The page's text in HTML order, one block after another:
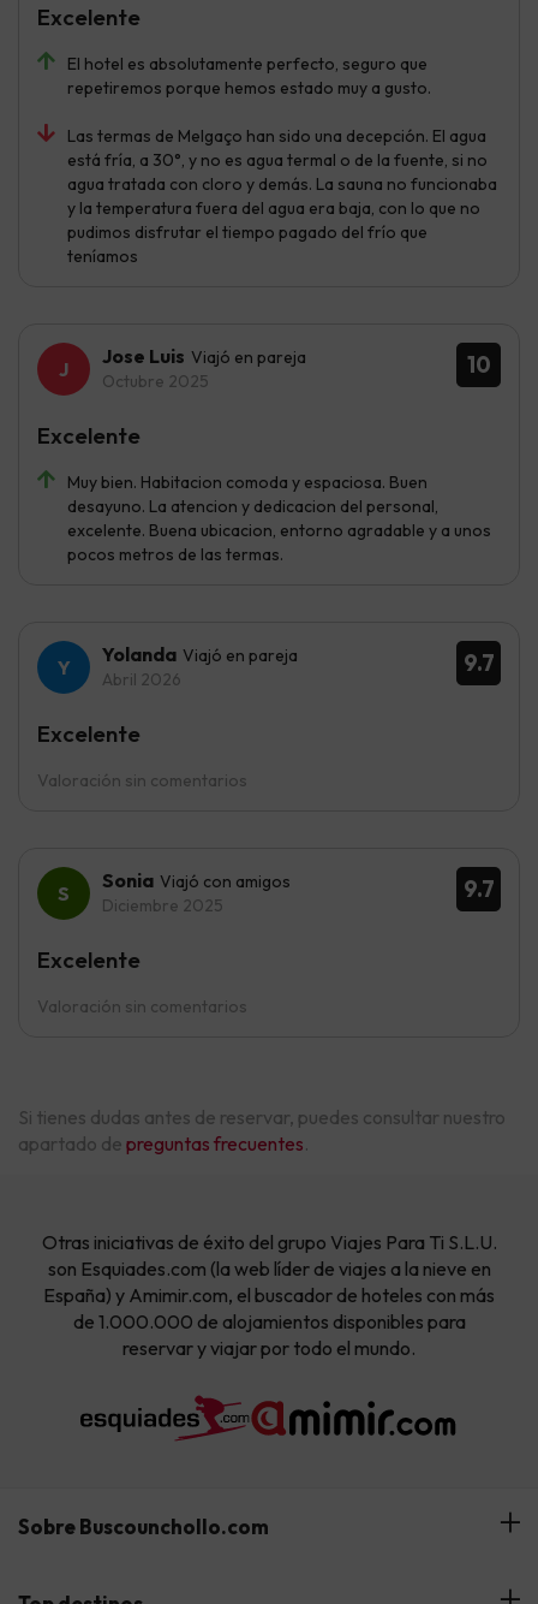
El hotel es absolutamente perfecto, seguro que
repetiremos porque hemos estado muy a gusto.
Las termas de Melgaço han sido una decepción. El agua
está fría, a 30°, y no es agua termal o de la fuente, si no
agua tratada con cloro y demás. La sauna no funcionaba
y la temperatura fuera del agua era baja, con lo que no
pudimos disfrutar el tiempo pagado del frío que
teníamos
Excelente
10
Jose Luis Viajó en pareja
Octubre 2025
Muy bien. Habitacion comoda y espaciosa. Buen
desayuno. La atencion y dedicacion del personal,
excelente. Buena ubicacion, entorno agradable y a unos
pocos metros de las termas.
Excelente
9.7
Yolanda Viajó en pareja
Abril 2026
Valoración sin comentarios
Excelente
9.7
Sonia Viajó con amigos
Diciembre 2025
Valoración sin comentarios
Excelente
Si tienes dudas antes de reservar, puedes consultar nuestro
apartado de preguntas frecuentes.
Otras iniciativas de éxito del grupo Viajes Para Ti S.L.U.
son Esquiades.com (la web líder de viajes a la nieve en
España) y Amimir.com, el buscador de hoteles con más
de 1.000.000 de alojamientos disponibles para
reservar y viajar por todo el mundo.
Sobre Buscounchollo.com
¿Quiénes somos?